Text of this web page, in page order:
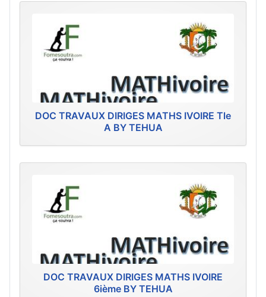
DOC TRAVAUX DIRIGES MATHS IVOIRE Tle
A BY TEHUA
DOC TRAVAUX DIRIGES MATHS IVOIRE
6ième BY TEHUA